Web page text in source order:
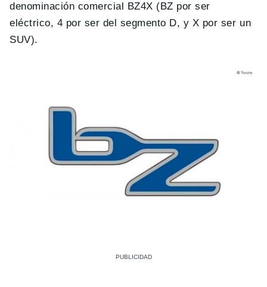
denominación comercial BZ4X (BZ por ser
eléctrico, 4 por ser del segmento D, y X por ser un
SUV).